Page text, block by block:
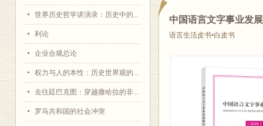
世界历史哲学讲演录：历史中的...
利论
企业合规总论
权力与人的本性：历史世界观的...
去往廷巴克图：穿越撒哈拉的非...
罗马共和国的社会冲突
中国语言文字事业发
语言生活皮书•白皮书